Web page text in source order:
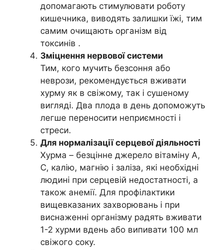
допомагають стимулювати роботу
кишечника, виводять залишки їжі, тим
самим очищають організм від
токсинів .
Зміцнення нервової системи
Тим, кого мучить безсоння або
неврози, рекомендується вживати
хурму як в свіжому, так і сушеному
вигляді. Два плода в день допоможуть
легше переносити неприємності і
стреси.
Для нормалізації серцевої діяльності
Хурма – безцінне джерело вітаміну А,
С, калію, магнію і заліза, які необхідні
людині при серцевій недостатності, а
також анемії. Для профілактики
вищевказаних захворювань і при
виснаженні організму радять вживати
1-2 хурми вдень або випивати 100 мл
свіжого соку.